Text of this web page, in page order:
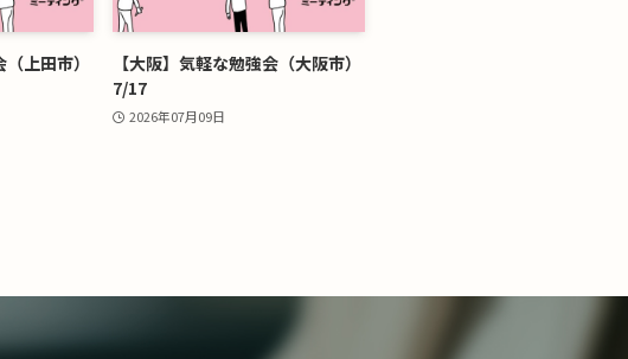
上田市）
【大阪】気軽な勉強会（大阪市）
7/17
2026年07月09日